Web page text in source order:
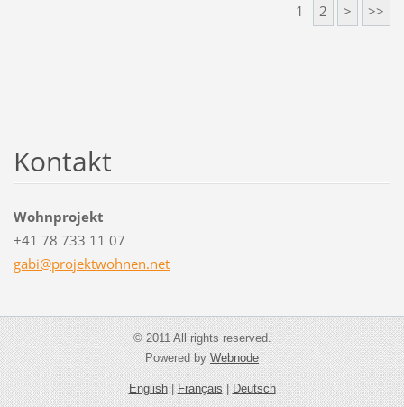
1 2 > >>
Kontakt
Wohnprojekt
+41 78 733 11 07
gabi@projektwohnen.net
© 2011 All rights reserved.
Powered byWebnode
English|Français|Deutsch